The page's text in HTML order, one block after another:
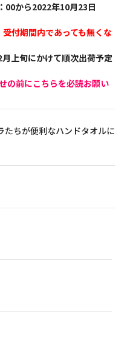
から2022年10月23日
付期間内であっても無くな
上旬にかけて順次出荷予定
の前にこちらを必読お願い
たちが便利なハンドタオルに